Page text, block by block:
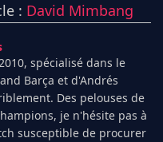
: David Mimbang
spécialisé dans le
Barça et d'Andrés
Des pelouses de
je n'hésite pas à
susceptible de procurer